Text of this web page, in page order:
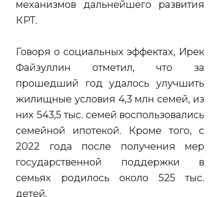
механизмов дальнейшего развития
КРТ.
Говоря о социальных эффектах, Ирек
Файзуллин отметил, что за
прошедший год удалось улучшить
жилищные условия 4,3 млн семей, из
них 543,5 тыс. семей воспользовались
семейной ипотекой. Кроме того, с
2022 года после получения мер
государственной поддержки в
семьях родилось около 525 тыс.
детей.